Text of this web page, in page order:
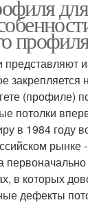
закрепляется
(профиле)
потолки
в 1984 году
рынке
в которых
дефекты